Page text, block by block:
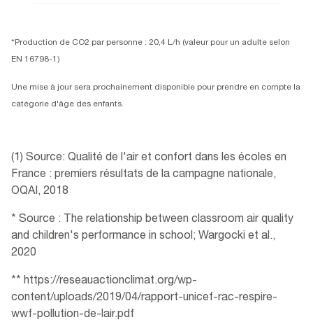
*Production de CO2 par personne : 20,4 L/h (valeur pour un adulte selon
EN 16798-1)
Une mise à jour sera prochainement disponible pour prendre en compte la
catégorie d'âge des enfants.
(1) Source: Qualité de l'air et confort dans les écoles en
France : premiers résultats de la campagne nationale,
OQAI, 2018
* Source : The relationship between classroom air quality
and children's performance in school; Wargocki et al.,
2020
** https://reseauactionclimat.org/wp-
content/uploads/2019/04/rapport-unicef-rac-respire-
wwf-pollution-de-lair.pdf